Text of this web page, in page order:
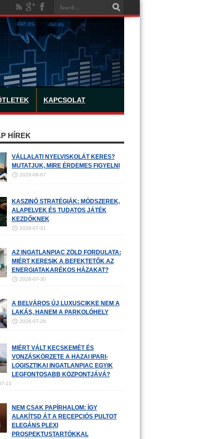
KAPCSOLAT
HÍREK
VÁLLALATI NYELVISKOLÁT KERES?
MUTATJUK, MIRE ÉRDEMES FIGYELNI
2026-08-07
KASZINÓ STRATÉGIÁK: MÓDSZEREK,
ALAPELVEK ÉS TUDATOS JÁTÉK
KEZDŐKNEK
2026-07-31
AZ INGATLANPIAC ZÖLD FORDULATA:
MIÉRT KERESIK A BEFEKTETŐK AZ
ENERGIATAKARÉKOS HÁZAKAT?
2026-07-30
A BELVÁROS ÚJ LUXUSCIKKE NEM A
LAKÁS, HANEM A PARKOLÓHELY
2026-07-29
MIÉRT VÁLT KECSKEMÉT ÉS
VONZÁSKÖRZETE A HAZAI IPARI-
LOGISZTIKAI INGATLANPIAC EGYIK
LEGFONTOSABB KÖZPONTJÁVÁ?
21
NEM CSAK PAPÍRHALOM: ÍGY
ALAKÍTSD ÁT A RECEPCIÓS PULTOT
ELEGÁNS PLEXI
PROSPEKTUSTARTÓKKAL